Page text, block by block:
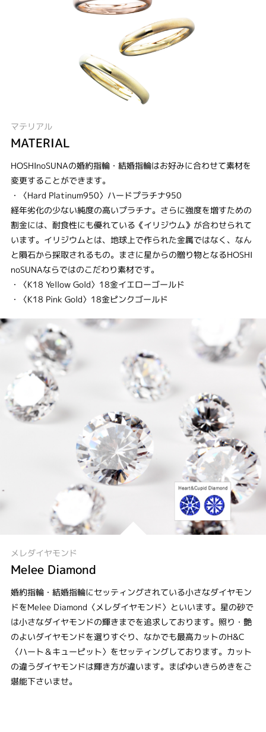
マテリアル
MATERIAL
HOSHInoSUNAの婚約指輪・結婚指輪はお好みに合わせて素材を
変更することができます。
・〈Hard Platinum950〉ハードプラチナ950
経年劣化の少ない純度の高いプラチナ。さらに強度を増すための
割金には、耐食性にも優れている《イリジウム》が合わせられて
います。イリジウムとは、地球上で作られた金属ではなく、なん
と隕石から採取されるもの。まさに星からの贈り物となるHOSHI
noSUNAならではのこだわり素材です。
・〈K18 Yellow Gold〉18金イエローゴールド
・〈K18 Pink Gold〉18金ピンクゴールド
メレダイヤモンド
Melee Diamond
婚約指輪・結婚指輪にセッティングされている小さなダイヤモン
ドをMelee Diamond〈メレダイヤモンド〉といいます。星の砂で
は小さなダイヤモンドの輝きまでを追求しております。照り・艶
のよいダイヤモンドを選りすぐり、なかでも最高カットのH&C
〈ハート＆キューピット〉をセッティングしております。カット
の違うダイヤモンドは輝き方が違います。まばゆいきらめきをご
堪能下さいませ。